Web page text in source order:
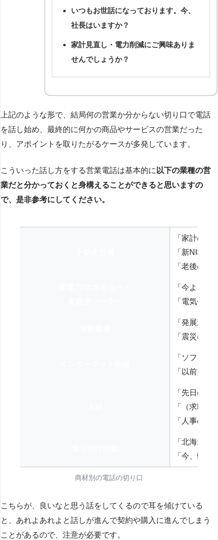
いつもお世話になっております。今、
社長はいますか？
家計見直し・電力削減にご興味ありま
せんでしょうか？
上記のような形で、結局何の営業か分からない切り口で電話
を話し始め、最終的に何かの商品やサービスの営業だった
り、アポイントを取りたがるケースが多発しています。
こういった話し方をする営業電話は基本的に 以下の業種の営
業だと分かっておくと身構えることができると思いますの
で、是非参考にしてください。
「家計の見
「新NISA
「老後の
「今より
「電気代を
「発展途
「震災の
「ソフト
「以前、
「先日の
「（求職
「人事の方
「北海道
「今、弊
商材別の電話の切り口
こちらが、良いなと思う話をしてくるので耳を傾けている
と、あれよあれよと話しが進んで契約や購入に進んでしまう
ことがあるので、注意が必要です。